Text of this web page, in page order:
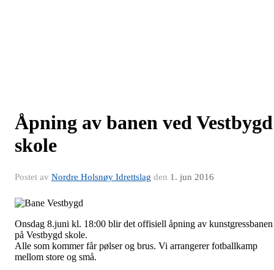
Åpning av banen ved Vestbygd
skole
Postet av Nordre Holsnøy Idrettslag den 1. jun 2016
Onsdag 8.juni kl. 18:00 blir det offisiell åpning av kunstgressbanen
på Vestbygd skole.
Alle som kommer får pølser og brus. Vi arrangerer fotballkamp
mellom store og små.